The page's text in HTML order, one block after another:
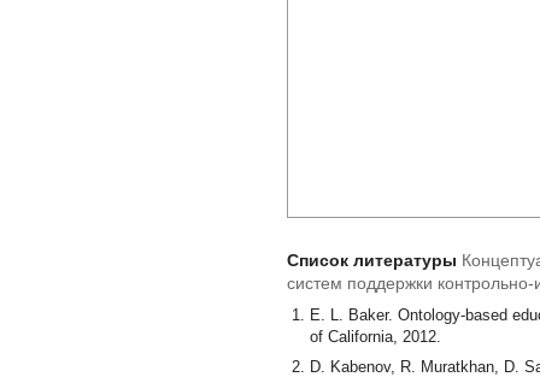
Список литературы
систем поддержки
E. L. Baker. Ontology-based
of California, 2012.
D. Kabenov, R. Muratkhan, D.